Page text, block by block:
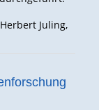
Juling,